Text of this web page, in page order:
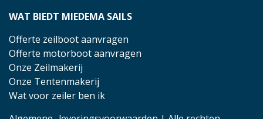
WAT BIEDT MIEDEMA SAILS
Offerte zeilboot aanvragen
Offerte motorboot aanvragen
Onze Zeilmakerij
Onze Tentenmakerij
Wat voor zeiler ben ik